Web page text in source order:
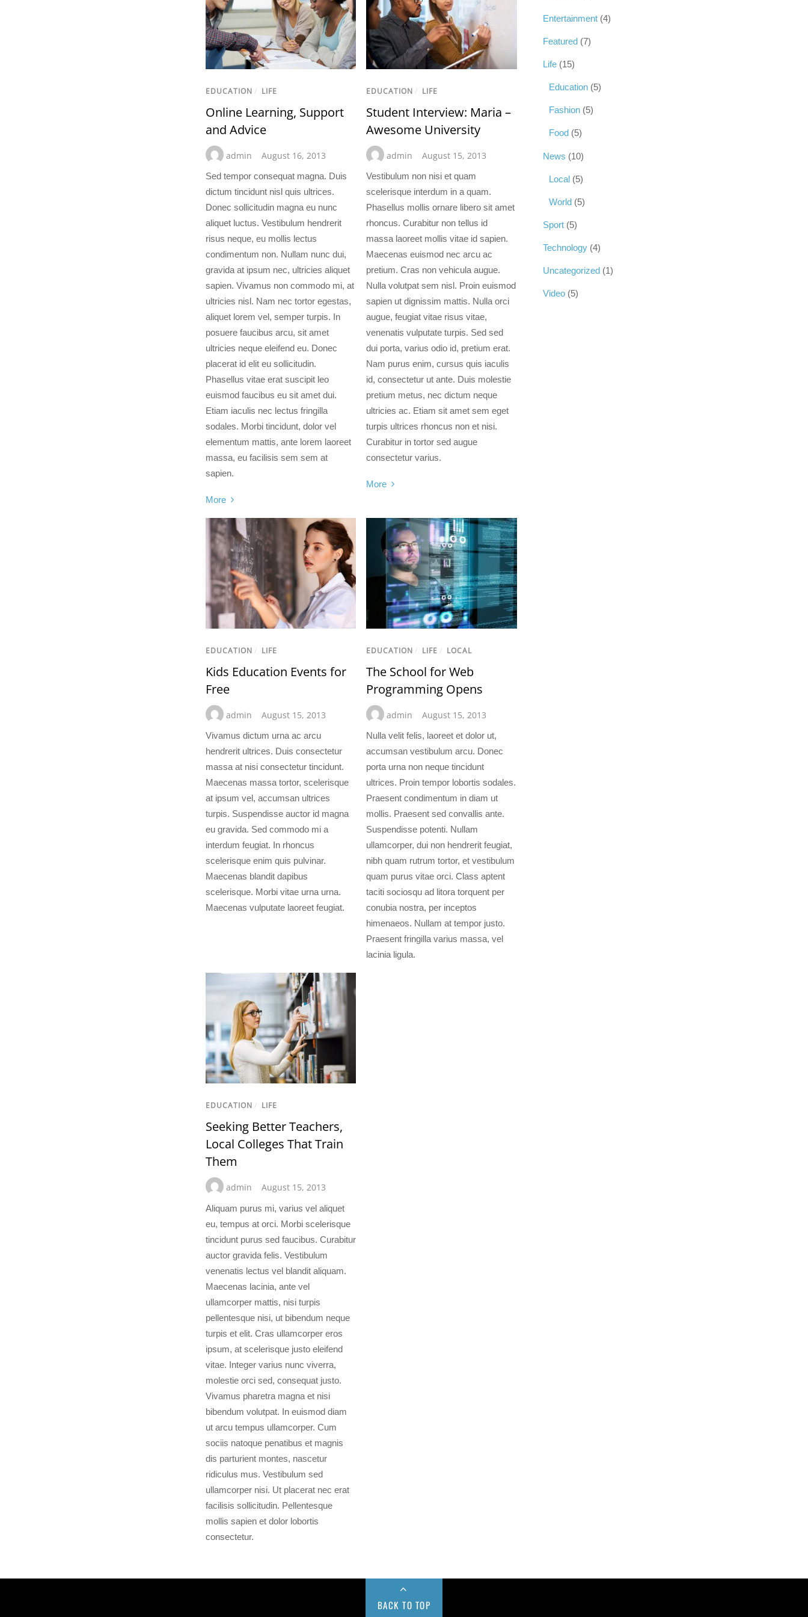
EDUCATION / LIFE
Online Learning, Support
and Advice
admin August 16, 2013
Sed tempor consequat magna. Duis
dictum tincidunt nisl quis ultrices.
Donec sollicitudin magna eu nunc
aliquet luctus. Vestibulum hendrerit
risus neque, eu mollis lectus
condimentum non. Nullam nunc dui,
gravida at ipsum nec, ultricies aliquet
sapien. Vivamus non commodo mi, at
ultricies nisl. Nam nec tortor egestas,
aliquet lorem vel, semper turpis. In
posuere faucibus arcu, sit amet
ultricies neque eleifend eu. Donec
placerat id elit eu sollicitudin.
Phasellus vitae erat suscipit leo
euismod faucibus eu sit amet dui.
Etiam iaculis nec lectus fringilla
sodales. Morbi tincidunt, dolor vel
elementum mattis, ante lorem laoreet
massa, eu facilisis sem sem at
sapien.
More
EDUCATION / LIFE
Student Interview: Maria –
Awesome University
admin August 15, 2013
Vestibulum non nisi et quam
scelerisque interdum in a quam.
Phasellus mollis ornare libero sit amet
rhoncus. Curabitur non tellus id
massa laoreet mollis vitae id sapien.
Maecenas euismod nec arcu ac
pretium. Cras non vehicula augue.
Nulla volutpat sem nisl. Proin euismod
sapien ut dignissim mattis. Nulla orci
augue, feugiat vitae risus vitae,
venenatis vulputate turpis. Sed sed
dui porta, varius odio id, pretium erat.
Nam purus enim, cursus quis iaculis
id, consectetur ut ante. Duis molestie
pretium metus, nec dictum neque
ultricies ac. Etiam sit amet sem eget
turpis ultrices rhoncus non et nisi.
Curabitur in tortor sed augue
consectetur varius.
More
EDUCATION / LIFE
Kids Education Events for
Free
admin August 15, 2013
Vivamus dictum urna ac arcu
hendrerit ultrices. Duis consectetur
massa at nisi consectetur tincidunt.
Maecenas massa tortor, scelerisque
at ipsum vel, accumsan ultrices
turpis. Suspendisse auctor id magna
eu gravida. Sed commodo mi a
interdum feugiat. In rhoncus
scelerisque enim quis pulvinar.
Maecenas blandit dapibus
scelerisque. Morbi vitae urna urna.
Maecenas vulputate laoreet feugiat.
EDUCATION / LIFE / LOCAL
The School for Web
Programming Opens
admin August 15, 2013
Nulla velit felis, laoreet et dolor ut,
accumsan vestibulum arcu. Donec
porta urna non neque tincidunt
ultrices. Proin tempor lobortis sodales.
Praesent condimentum in diam ut
mollis. Praesent sed convallis ante.
Suspendisse potenti. Nullam
ullamcorper, dui non hendrerit feugiat,
nibh quam rutrum tortor, et vestibulum
quam purus vitae orci. Class aptent
taciti sociosqu ad litora torquent per
conubia nostra, per inceptos
himenaeos. Nullam at tempor justo.
Praesent fringilla varius massa, vel
lacinia ligula.
EDUCATION / LIFE
Seeking Better Teachers,
Local Colleges That Train
Them
admin August 15, 2013
Aliquam purus mi, varius vel aliquet
eu, tempus at orci. Morbi scelerisque
tincidunt purus sed faucibus. Curabitur
auctor gravida felis. Vestibulum
venenatis lectus vel blandit aliquam.
Maecenas lacinia, ante vel
ullamcorper mattis, nisi turpis
pellentesque nisi, ut bibendum neque
turpis et elit. Cras ullamcorper eros
ipsum, at scelerisque justo eleifend
vitae. Integer varius nunc viverra,
molestie orci sed, consequat justo.
Vivamus pharetra magna et nisi
bibendum volutpat. In euismod diam
ut arcu tempus ullamcorper. Cum
sociis natoque penatibus et magnis
dis parturient montes, nascetur
ridiculus mus. Vestibulum sed
ullamcorper nisi. Ut placerat nec erat
facilisis sollicitudin. Pellentesque
mollis sapien et dolor lobortis
consectetur.
Entertainment (4)
Featured (7)
Life (15)
Education (5)
Fashion (5)
Food (5)
News (10)
Local (5)
World (5)
Sport (5)
Technology (4)
Uncategorized (1)
Video (5)
BACK TO TOP